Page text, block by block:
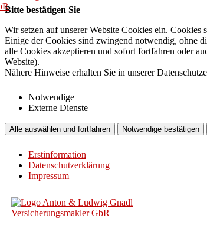
Bitte bestätigen Sie
Wir setzen auf unserer Website Cookies ein. Cookies
Einige der Cookies sind zwingend notwendig, ohne
alle Cookies akzeptieren und sofort fortfahren oder
Website).
Nähere Hinweise erhalten Sie in unserer
Notwendige
Externe Dienste
Alle auswählen und fortfahren Notwendige bestätigen
Erstinformation
Datenschutzerklärung
Impressum